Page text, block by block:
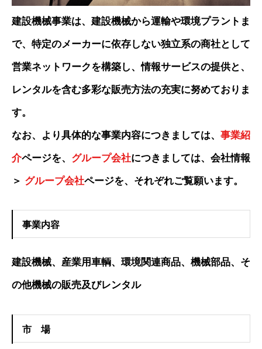
建設機械事業は、建設機械から運輸や環境プラントま
で、特定のメーカーに依存しない独立系の商社として
営業ネットワークを構築し、情報サービスの提供と、
レンタルを含む多彩な販売方法の充実に努めておりま
す。
なお、より具体的な事業内容につきましては、 事業紹
介ページを、 グループ会社につきましては、会社情報
＞ グループ会社ページを、それぞれご覧願います。
事業内容
建設機械、産業用車輌、環境関連商品、機械部品、そ
の他機械の販売及びレンタル
市 場